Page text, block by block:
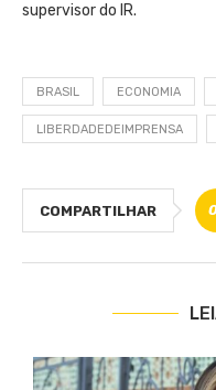
supervisor do IR.
BRASIL ECONOMIA
LIBERDADEDEIMPRENSA
COMPARTILHAR